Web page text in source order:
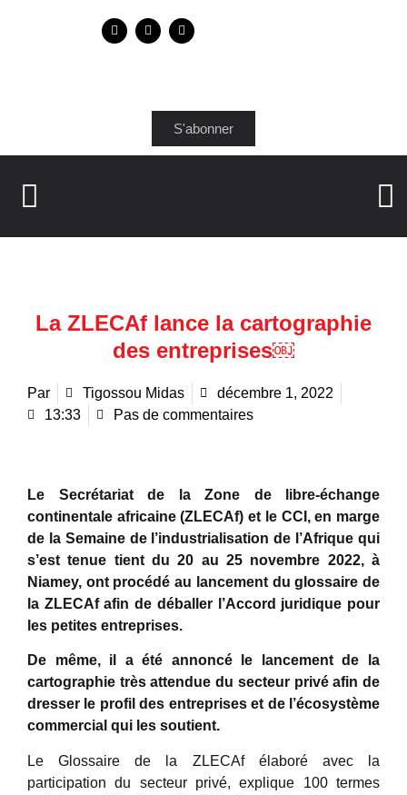
S'abonner
La ZLECAf lance la cartographie
des entreprises￼
Par Tigossou Midas
décembre 1, 2022
13:33
Pas de commentaires
Le Secrétariat de la Zone de libre-échange
continentale africaine (ZLECAf) et le CCI, en marge
de la Semaine de l’industrialisation de l’Afrique qui
s’est tenue tient du 20 au 25 novembre 2022, à
Niamey, ont procédé au lancement du glossaire de
la ZLECAf afin de déballer l’Accord juridique pour
les petites entreprises.
De même, il a été annoncé le lancement de la
cartographie très attendue du secteur privé afin de
dresser le profil des entreprises et de l’écosystème
commercial qui les soutient.
Le Glossaire de la ZLECAf élaboré avec la
participation du secteur privé, explique 100 termes